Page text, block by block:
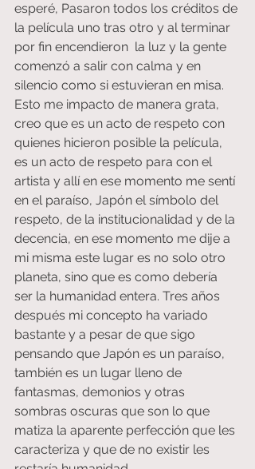
esperé, Pasaron todos los créditos de
la película uno tras otro y al terminar
por fin encendieron  la luz y la gente
comenzó a salir con calma y en
silencio como si estuvieran en misa.
Esto me impacto de manera grata,
creo que es un acto de respeto con
quienes hicieron posible la película,
es un acto de respeto para con el
artista y allí en ese momento me sentí
en el paraíso, Japón el símbolo del
respeto, de la institucionalidad y de la
decencia, en ese momento me dije a
mi misma este lugar es no solo otro
planeta, sino que es como debería
ser la humanidad entera. Tres años
después mi concepto ha variado
bastante y a pesar de que sigo
pensando que Japón es un paraíso,
también es un lugar lleno de
fantasmas, demonios y otras
sombras oscuras que son lo que
matiza la aparente perfección que les
caracteriza y que de no existir les